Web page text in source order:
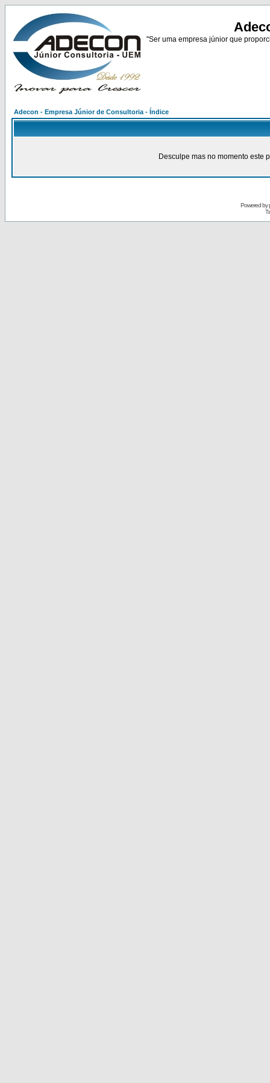
"Ser uma empresa júnior que
Adecon - Empresa Júnior de Consultoria - Índice
Desculpe mas no momento este
Powered by